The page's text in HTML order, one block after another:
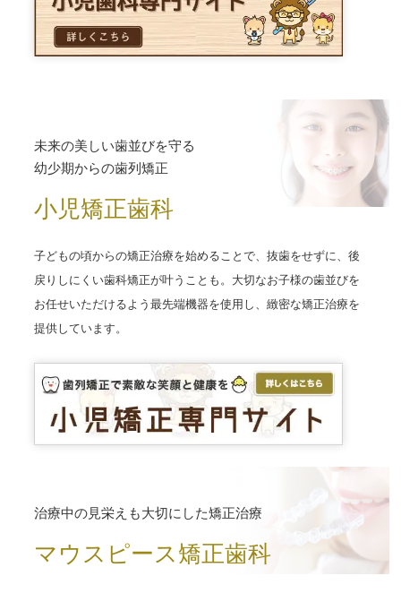
未来の美しい歯並びを守る
幼少期からの歯列矯正
小児矯正歯科
子どもの頃からの矯正治療を始めることで、抜歯をせずに、後
戻りしにくい歯科矯正が叶うことも。大切なお子様の歯並びを
お任せいただけるよう最先端機器を使用し、緻密な矯正治療を
提供しています。
治療中の見栄えも大切にした矯正治療
マウスピース矯正歯科